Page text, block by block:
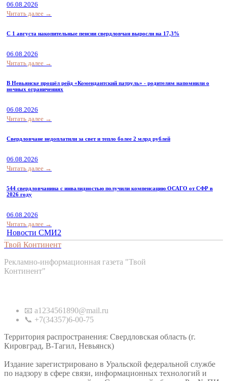
06.08.2026
Читать далее →
С 1 августа накопительные пенсии свердловчан выросли на 17,3%
06.08.2026
Читать далее →
В Невьянске прошёл рейд «Комендантский патруль» - родителям напомнили о
ночных ограничениях
06.08.2026
Читать далее →
Свердловчане недоплатили за свет и тепло более 2 млрд рублей
06.08.2026
Читать далее →
544 свердловчанина с инвалидностью получили компенсацию ОСАГО от СФР в
2026 году
06.08.2026
Читать далее →
Новости СМИ2
Твой Континент
Рекламно-информационная газета "Твой
Континент"
📧 a1234561890@mail.ru
📞 +7(34357)6-00-75
Территория распространения: Свердловская область (г.
Кировград, В-Тагил, Невьянск)
Издание зарегистрировано в Уральской федеральной службе
по надзору в сфере связи, информационных технологий и